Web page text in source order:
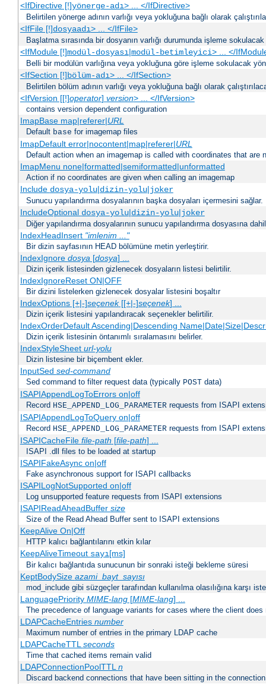
<IfDirective [!]yönerge-adı> ... </IfDirective>
Belirtilen yönerge adının varlığı veya yokluğuna bağlı olarak
<IfFile [!]dosyaadı> ... </IfFile>
Başlatma sırasında bir dosyanın varlığı durumunda işleme
<IfModule [!]modül-dosyası|modül-betimleyici> ... </
Belli bir modülün varlığına veya yokluğuna göre işleme sokulacak
<IfSection [!]bölüm-adı> ... </IfSection>
Belirtilen bölüm adının varlığı veya yokluğuna bağlı olarak
<IfVersion [[!]operator] version> ... </IfVersion>
contains version dependent configuration
ImapBase map|referer|URL
Default base for imagemap files
ImapDefault error|nocontent|map|referer|URL
Default action when an imagemap is called with coordinates that are
ImapMenu none|formatted|semiformatted|unformatted
Action if no coordinates are given when calling an imagemap
Include dosya-yolu|dizin-yolu|joker
Sunucu yapılandırma dosyalarının başka dosyaları içermesini sağlar.
IncludeOptional dosya-yolu|dizin-yolu|joker
Diğer yapılandırma dosyalarının sunucu yapılandırma dosyasına
IndexHeadInsert "imlenim ..."
Bir dizin sayfasının HEAD bölümüne metin yerleştirir.
IndexIgnore dosya[dosya] ...
Dizin içerik listesinden gizlenecek dosyaların listesi belirtilir.
IndexIgnoreReset ON|OFF
Bir dizini listelerken gizlenecek dosyalar listesini boşaltır
IndexOptions [+|-]seçenek[[+|-]seçenek] ...
Dizin içerik listesini yapılandıracak seçenekler belirtilir.
IndexOrderDefault Ascending|Descending
Dizin içerik listesinin öntanımlı sıralamasını belirler.
IndexStyleSheet url-yolu
Dizin listesine bir biçembent ekler.
InputSed sed-command
Sed command to filter request data (typically POST data)
ISAPIAppendLogToErrors on|off
Record HSE_APPEND_LOG_PARAMETER requests from ISAPI
ISAPIAppendLogToQuery on|off
Record HSE_APPEND_LOG_PARAMETER requests from ISAPI
ISAPICacheFile file-path [file-path] ...
ISAPI .dll files to be loaded at startup
ISAPIFakeAsync on|off
Fake asynchronous support for ISAPI callbacks
ISAPILogNotSupported on|off
Log unsupported feature requests from ISAPI extensions
ISAPIReadAheadBuffer size
Size of the Read Ahead Buffer sent to ISAPI extensions
KeepAlive On|Off
HTTP kalıcı bağlantılarını etkin kılar
KeepAliveTimeout sayı[ms]
Bir kalıcı bağlantıda sunucunun bir sonraki isteği bekleme süresi
KeptBodySize azami_bayt_sayısı
mod_include gibi süzgeçler tarafından kullanılma olasılığına karşı
LanguagePriority MIME-lang[MIME-lang] ...
The precedence of language variants for cases where the client
LDAPCacheEntries number
Maximum number of entries in the primary LDAP cache
LDAPCacheTTLseconds
Time that cached items remain valid
LDAPConnectionPoolTTLn
Discard backend connections that have been sitting in the